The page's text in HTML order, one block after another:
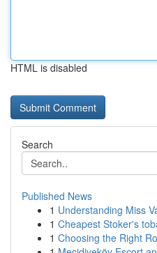
HTML is disabled
Search
Published News
1 Understanding Miss
1 Cheapest Stoker's
1 Choosing the Right